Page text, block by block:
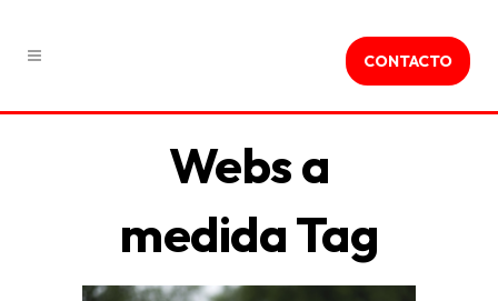
CONTACTO
Webs a
medida Tag